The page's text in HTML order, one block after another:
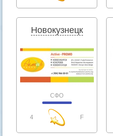
Новокузнецк
СФО
4 F